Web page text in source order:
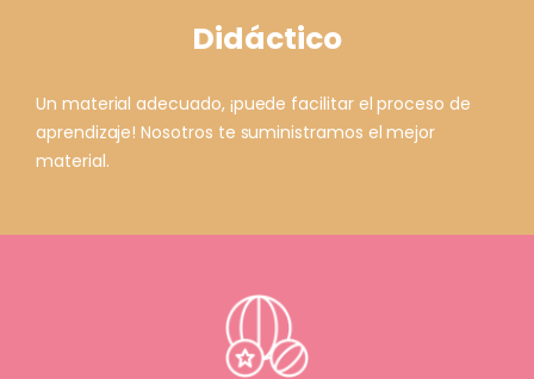
Didáctico
Un material adecuado, ¡puede facilitar el proceso de
aprendizaje! Nosotros te suministramos el mejor
material.